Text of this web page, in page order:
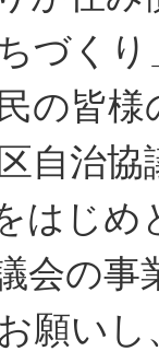
づく
の皆
自治
はじ
会の
願い